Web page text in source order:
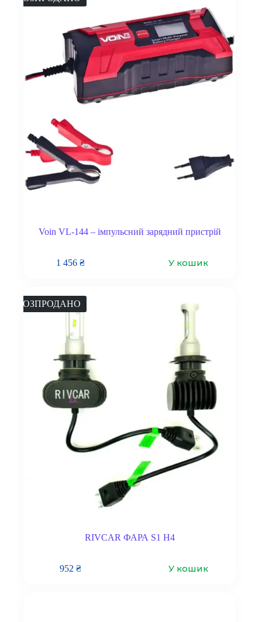
Voin VL-144 – імпульсний зарядний пристрій
1 456₴ У кошик
РОЗПРОДАНО
RIVCAR ФАРА S1 H4
952₴ У кошик